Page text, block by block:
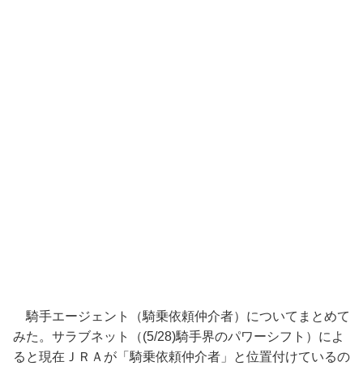
騎手エージェント（騎乗依頼仲介者）についてまとめて
みた。サラブネット（(5/28)騎手界のパワーシフト）によ
ると現在ＪＲＡが「騎乗依頼仲介者」と位置付けているの